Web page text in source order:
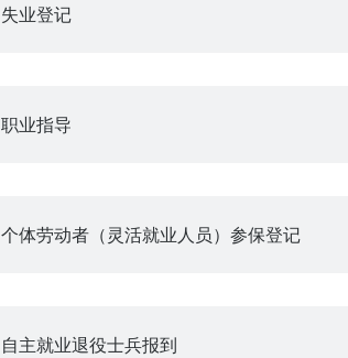
失业登记
职业指导
个体劳动者（灵活就业人员）参保登记
自主就业退役士兵报到